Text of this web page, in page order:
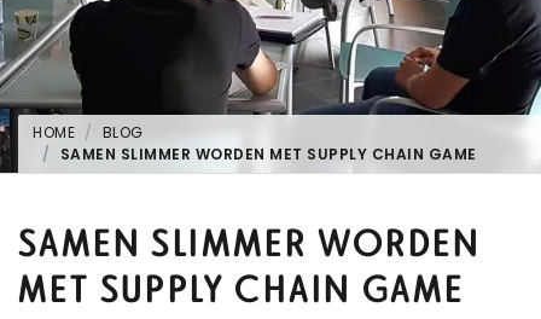
HOME
BLOG
SAMEN SLIMMER WORDEN MET SUPPLY CHAIN GAME
SAMEN SLIMMER WORDEN
MET SUPPLY CHAIN GAME